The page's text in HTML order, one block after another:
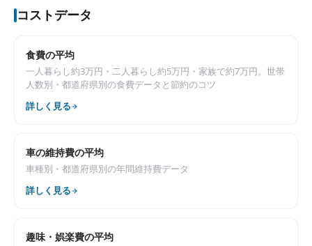
コストデータ
食費の平均
一人暮らし約3万円・二人暮らし約5万円・家族で約7万円。世帯
人数別・都道府県別の食費データと節約のコツ
詳しく見る
車の維持費の平均
車種別・都道府県別の年間維持費データ
詳しく見る
趣味・娯楽費の平均